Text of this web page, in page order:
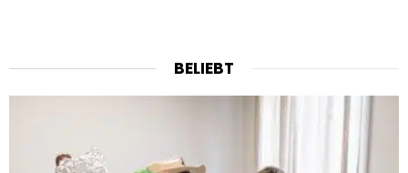
BELIEBT